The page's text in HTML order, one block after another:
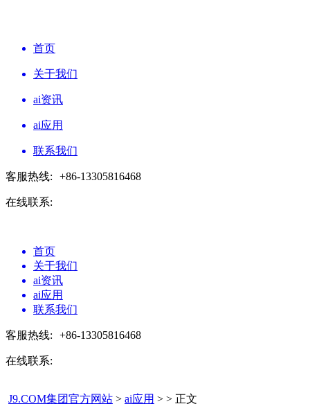
首页
关于我们
ai资讯
ai应用
联系我们
客服热线: +86-13305816468
在线联系:
首页
关于我们
ai资讯
ai应用
联系我们
客服热线: +86-13305816468
在线联系:
J9.COM集团官方网站 > ai应用 > > 正文